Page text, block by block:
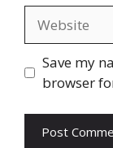
Save my
browser